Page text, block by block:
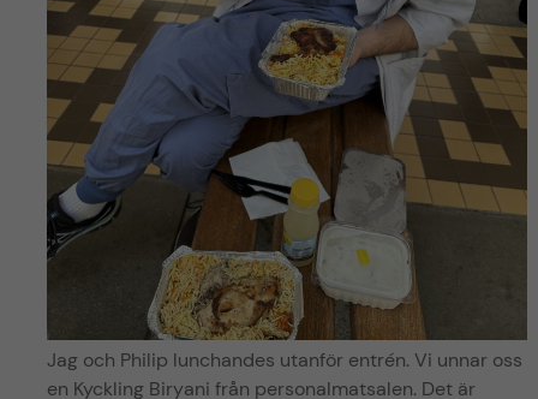
Jag och Philip lunchandes utanför entrén. Vi unnar oss
en Kyckling Biryani från personalmatsalen. Det är